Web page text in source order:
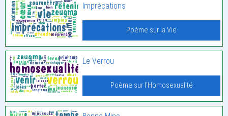
Imprécations
Poème sur la Vie
Le Verrou
Poème sur l'Homosexualité